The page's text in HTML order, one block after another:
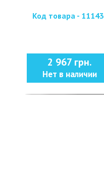
Код товара - 11143
2 967 грн.
Нет в наличии